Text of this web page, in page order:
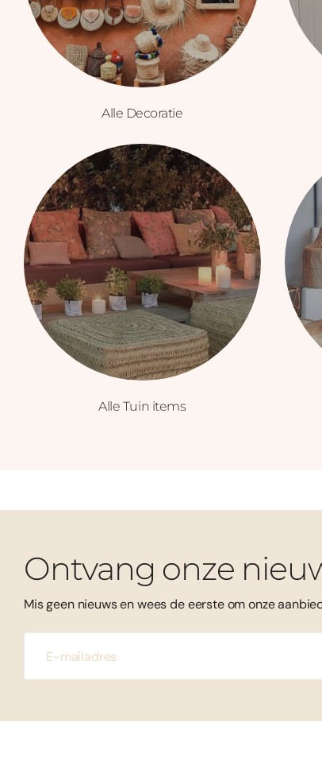
Alle Decoratie
Alle Tuin items
Ontvang onze
Mis geen nieuws en wees de eerste om onze